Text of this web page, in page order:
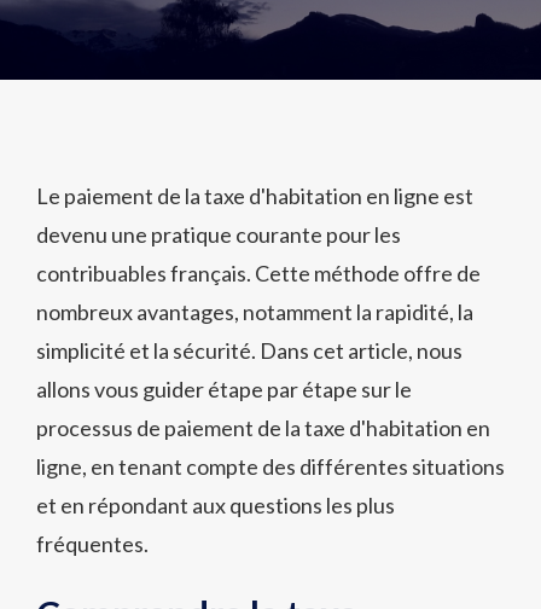
Le paiement de la taxe d'habitation en ligne est
devenu une pratique courante pour les
contribuables français. Cette méthode offre de
nombreux avantages, notamment la rapidité, la
simplicité et la sécurité. Dans cet article, nous
allons vous guider étape par étape sur le
processus de paiement de la taxe d'habitation en
ligne, en tenant compte des différentes situations
et en répondant aux questions les plus
fréquentes.